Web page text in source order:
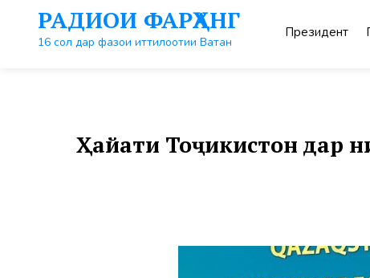
контенту
РАДИОИ ФАРҲАНГ
16 сол дар фазои иттилоотии Ватан
Президент
Ҳайати Тоҷикистон дар